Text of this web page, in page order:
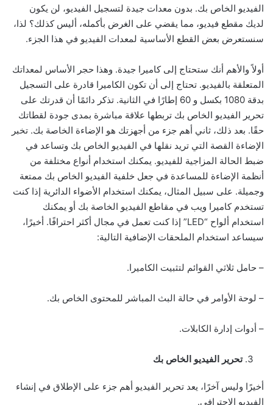
الفيديو الخاص بك. بدون معدات جيدة لتسجيل الفيديو، لن يكون
لديك مقطع فيديو، مما يقضي على الغرض بأكمله، أليس كذلك؟ لذا،
سنستعرض بعض القطع الأساسية لمعدات الفيديو في هذا الجزء.
أولاً والأهم أنك ستحتاج إلى كاميرا جيدة. وهذا حجر الأساس لمعداتك
المتعلقة بالفيديو. تحتاج إلى أن تكون الكاميرا قادرة على التسجيل
بدقة 1080 بكسل و 60 إطارًا في الثانية. تذكر دائمًا أن قدرتك على
تحرير الفيديو الخاص بك تربطها علاقة مباشرة بمدى جودة لقطاتك
حقًا. بعد ذلك، ثاني أهم جزء من أجهزتك هو الإضاءة الخاصة بك. تخبر
الإضاءة القصة التي تريد نقلها في الفيديو الخاص بك وتساعد في
ضبط الحالة المزاجية للفيديو. يمكنك استخدام أنواع مختلفة من
أنظمة الإضاءة للمساعدة في جعل خلفية الفيديو الخاص بك ممتعة
وجميلة. على سبيل المثال، يمكنك استخدام الأضواء الدائرية إذا كنت
تستخدم كاميرا ويب في مقاطع الفيديو الخاصة بك أو يمكنك
استخدام ألواح “LED” إذا كنت تعمل في مجال أكثر احترافًا. أخيرًا،
سيساعد استخدام الملحقات الإضافية التالية:
– حامل ثلاثي القوائم لتثبيت الكاميرا.
– لوحة الأوامر في حالة البث المباشر للمحتوى الخاص بك.
– أدوات إدارة الكابلات.
تحرير الفيديو الخاص بك
أخيرًا وليس آخرًا، يعد تحرير الفيديو أهم جزء على الإطلاق في إنشاء
الفيديو الاحترافي.